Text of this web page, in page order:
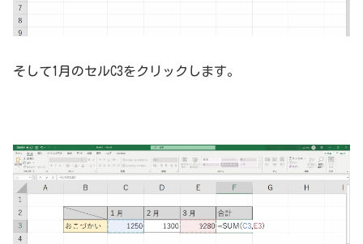
そして1月のセルC3をクリックします。